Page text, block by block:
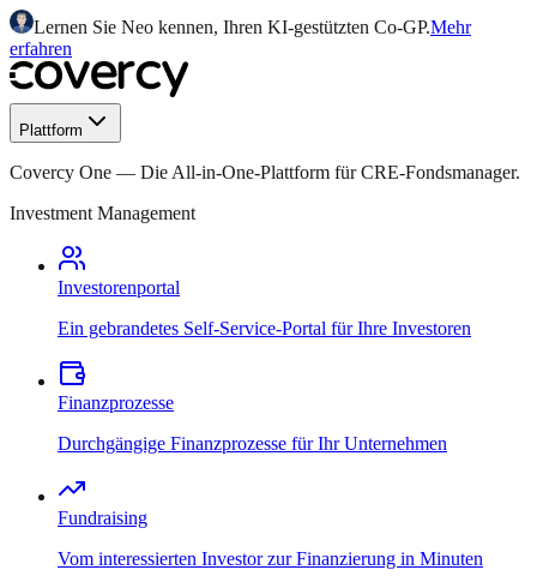
Lernen Sie Neo kennen, Ihren KI-gestützten Co-GP.Mehr
erfahren
Plattform
Covercy One — Die All-in-One-Plattform für CRE-Fondsmanager.
Investment Management
Investorenportal
Ein gebrandetes Self-Service-Portal für Ihre Investoren
Finanzprozesse
Durchgängige Finanzprozesse für Ihr Unternehmen
Fundraising
Vom interessierten Investor zur Finanzierung in Minuten